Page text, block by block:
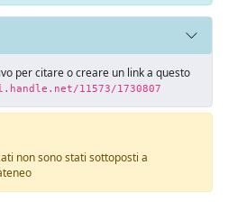
per citare o creare un link a questo
11573/1730807
non sono stati sottoposti a